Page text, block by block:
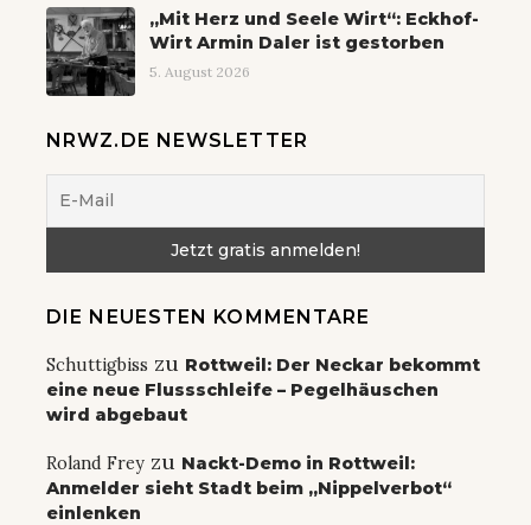
„Mit Herz und Seele Wirt“: Eckhof-
Wirt Armin Daler ist gestorben
5. August 2026
NRWZ.DE NEWSLETTER
DIE NEUESTEN KOMMENTARE
Schuttigbiss zu Rottweil: Der Neckar bekommt
eine neue Flussschleife – Pegelhäuschen
wird abgebaut
Roland Frey zu Nackt-Demo in Rottweil:
Anmelder sieht Stadt beim „Nippelverbot“
einlenken